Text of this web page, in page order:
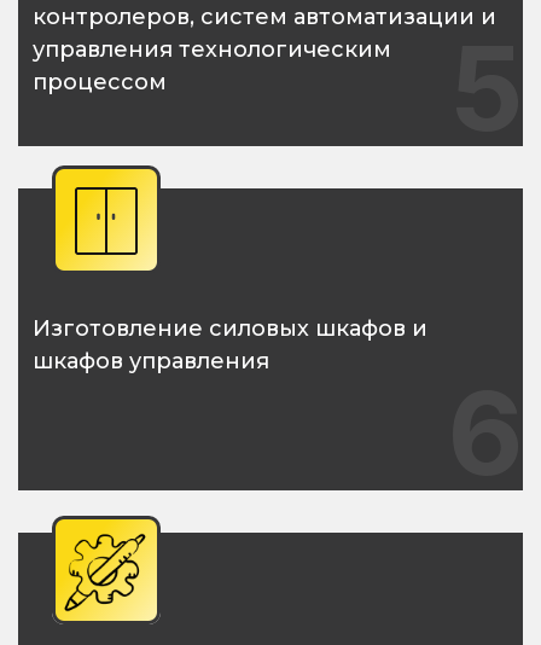
контролеров, систем автоматизации и
управления технологическим
процессом
Изготовление силовых шкафов и
шкафов управления